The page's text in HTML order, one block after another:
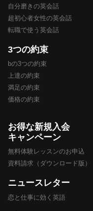
自分磨きの英会話
超初心者女性の英会話
転職で使う英会話
3つの約束
bの3つの約束
上達の約束
満足の約束
価格の約束
お得な新規入会
キャンペーン
無料体験レッスンのお申込
資料請求（ダウンロード版）
ニュースレター
恋と仕事に効く英語